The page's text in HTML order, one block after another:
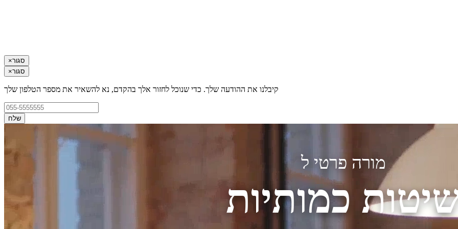
×סגור
×סגור
קיבלנו את ההודעה שלך. כדי שנוכל לחזור אלך בהקדם, נא להשאיר את מספר הטלפון שלך
שלח
מורה פרטי ל
כמותיות